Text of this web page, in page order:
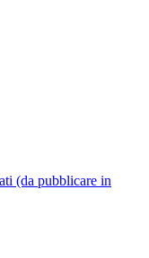
(da pubblicare in